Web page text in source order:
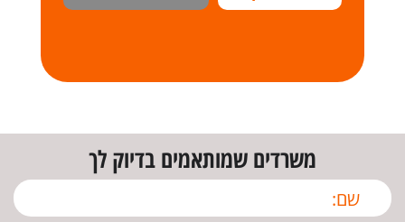
משרדים שמותאמים בדיוק לך